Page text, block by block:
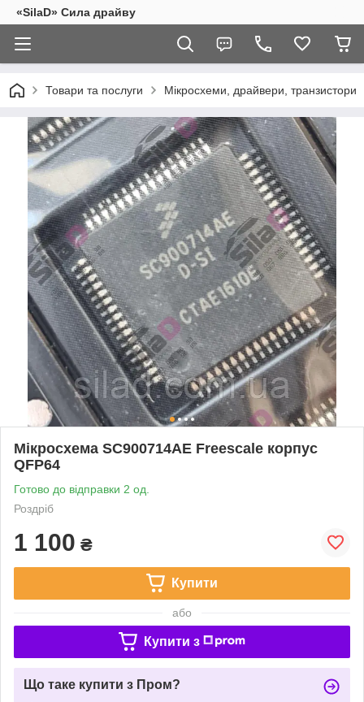
«SilaD» Сила драйву
Товари та послуги Мікросхеми, драйвери, транзистори
Мікросхема SC900714AE Freescale корпус
QFP64
Готово до відправки 2 од.
Роздріб
1 100 ₴
Купити
або
Купити з
Що таке купити з Пром?